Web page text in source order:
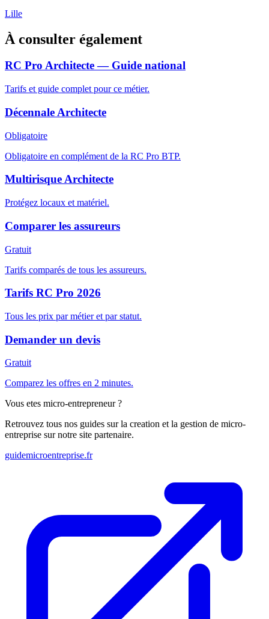
Lille
À consulter également
RC Pro Architecte — Guide national
Tarifs et guide complet pour ce métier.
Décennale Architecte
Obligatoire
Obligatoire en complément de la RC Pro BTP.
Multirisque Architecte
Protégez locaux et matériel.
Comparer les assureurs
Gratuit
Tarifs comparés de tous les assureurs.
Tarifs RC Pro 2026
Tous les prix par métier et par statut.
Demander un devis
Gratuit
Comparez les offres en 2 minutes.
Vous etes micro-entrepreneur ?
Retrouvez tous nos guides sur la creation et la gestion de micro-
entreprise sur notre site partenaire.
guidemicroentreprise.fr